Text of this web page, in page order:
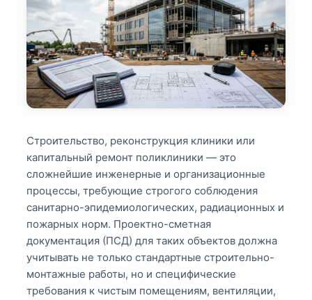
Строительство, реконструкция клиники или
капитальный ремонт поликлиники — это
сложнейшие инженерные и организационные
процессы, требующие строгого соблюдения
санитарно-эпидемиологических, радиационных и
пожарных норм. Проектно-сметная
документация (ПСД) для таких объектов должна
учитывать не только стандартные строительно-
монтажные работы, но и специфические
требования к чистым помещениям, вентиляции,